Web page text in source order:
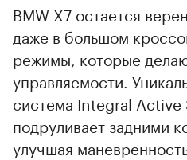
BMW X7 остается
даже в большом
режимы, которые
управляемости.
система Integral Active
подруливает задними
улучшая